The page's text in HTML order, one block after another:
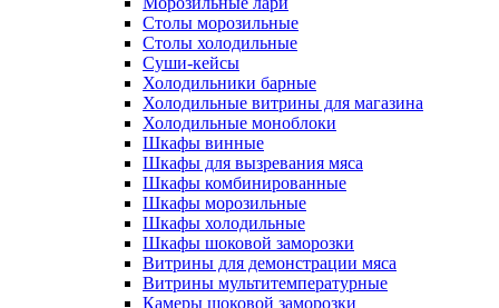
Столы морозильные
Столы холодильные
Суши-кейсы
Холодильники барные
Холодильные витрины для магазина
Холодильные моноблоки
Шкафы винные
Шкафы для вызревания мяса
Шкафы комбинированные
Шкафы морозильные
Шкафы холодильные
Шкафы шоковой заморозки
Витрины для демонстрации мяса
Витрины мультитемпературные
Камеры шоковой заморозки